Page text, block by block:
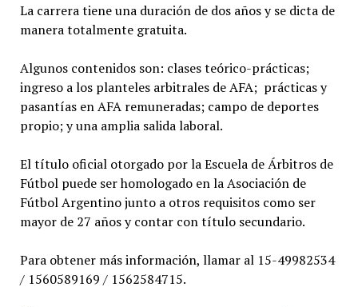
La carrera tiene una duración de dos años y se dicta de
manera totalmente gratuita.
Algunos contenidos son: clases teórico-prácticas;
ingreso a los planteles arbitrales de AFA; prácticas y
pasantías en AFA remuneradas; campo de deportes
propio; y una amplia salida laboral.
El título oficial otorgado por la Escuela de Árbitros de
Fútbol puede ser homologado en la Asociación de
Fútbol Argentino junto a otros requisitos como ser
mayor de 27 años y contar con título secundario.
Para obtener más información, llamar al 15-49982534
/ 1560589169 / 1562584715.